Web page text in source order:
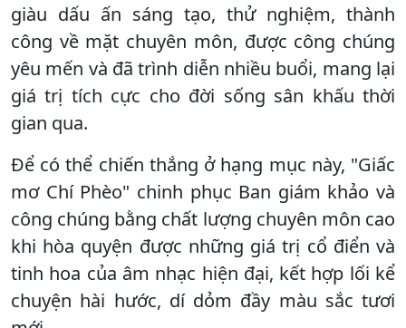
giàu dấu ấn sáng tạo, thử nghiệm, thành
công về mặt chuyên môn, được công chúng
yêu mến và đã trình diễn nhiều buổi, mang lại
giá trị tích cực cho đời sống sân khấu thời
gian qua.
Để có thể chiến thắng ở hạng mục này, "Giấc
mơ Chí Phèo" chinh phục Ban giám khảo và
công chúng bằng chất lượng chuyên môn cao
khi hòa quyện được những giá trị cổ điển và
tinh hoa của âm nhạc hiện đại, kết hợp lối kể
chuyện hài hước, dí dỏm đầy màu sắc tươi